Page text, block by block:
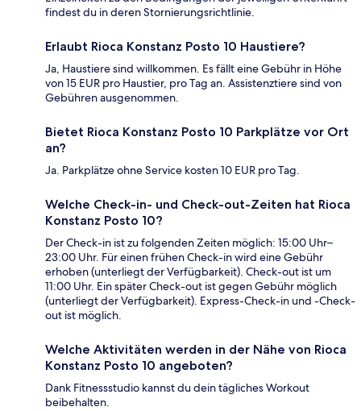
findest du in deren Stornierungsrichtlinie.
Erlaubt Rioca Konstanz Posto 10 Haustiere?
Ja, Haustiere sind willkommen. Es fällt eine Gebühr in Höhe
von 15 EUR pro Haustier, pro Tag an. Assistenztiere sind von
Gebühren ausgenommen.
Bietet Rioca Konstanz Posto 10 Parkplätze vor Ort
an?
Ja. Parkplätze ohne Service kosten 10 EUR pro Tag.
Welche Check-in- und Check-out-Zeiten hat Rioca
Konstanz Posto 10?
Der Check-in ist zu folgenden Zeiten möglich: 15:00 Uhr–
23:00 Uhr. Für einen frühen Check-in wird eine Gebühr
erhoben (unterliegt der Verfügbarkeit). Check-out ist um
11:00 Uhr. Ein später Check-out ist gegen Gebühr möglich
(unterliegt der Verfügbarkeit). Express-Check-in und -Check-
out ist möglich.
Welche Aktivitäten werden in der Nähe von Rioca
Konstanz Posto 10 angeboten?
Dank Fitnessstudio kannst du dein tägliches Workout
beibehalten.